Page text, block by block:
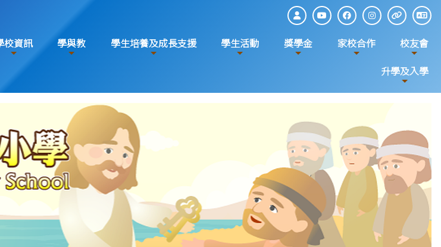
校資訊 學與教 學生培養及成長支援 學生活動 獎學金 家校合作 校友會
升學及入學